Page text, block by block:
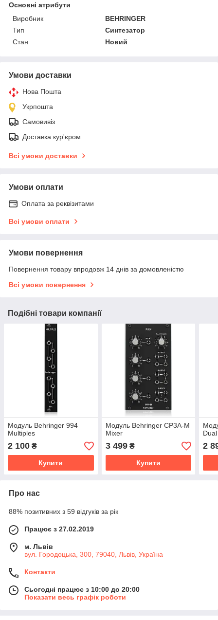
Основні атрибути
Виробник
BEHRINGER
Тип
Синтезатор
Стан
Новий
Умови доставки
Нова Пошта
Укрпошта
Самовивіз
Доставка кур'єром
Всі умови доставки
Умови оплати
Оплата за реквізитами
Всі умови оплати
Умови повернення
Повернення товару впродовж 14 днів за домовленістю
Всі умови повернення
Подібні товари компанії
Модуль Behringer 994
Multiples
2 100 ₴
Купити
Модуль Behringer CP3A-M
Mixer
3 499₴
Купити
2
Про нас
88% позитивних з 59 відгуків за рік
Працює з 27.02.2019
м. Львів
вул. Городоцька, 300, 79040, Львів, Україна
Контакти
Сьогодні працює з 10:00 до 20:00
Показати весь графік роботи